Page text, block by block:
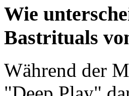
Wie
Bastrituals
Während der